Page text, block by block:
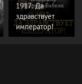
1917: Да
здравствует
император!